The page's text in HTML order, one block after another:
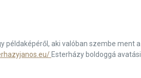
példaképéről, aki valóban szembe ment a
Esterházy boldoggá avatási